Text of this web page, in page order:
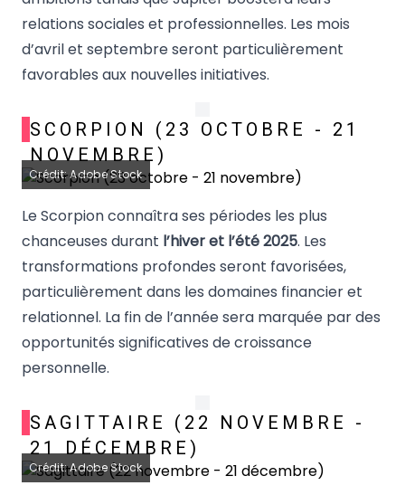
relations sociales et professionnelles. Les mois
d’avril et septembre seront particulièrement
favorables aux nouvelles initiatives.
SCORPION (23 OCTOBRE - 21
NOVEMBRE)
Crédit: Adobe Stock
Le Scorpion connaîtra ses périodes les plus
chanceuses durant l’hiver et l’été 2025. Les
transformations profondes seront favorisées,
particulièrement dans les domaines financier et
relationnel. La fin de l’année sera marquée par des
opportunités significatives de croissance
personnelle.
SAGITTAIRE (22 NOVEMBRE -
21 DÉCEMBRE)
Crédit: Adobe Stock